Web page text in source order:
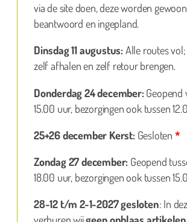
via de site doen, deze worden gewoon
beantwoord en ingepland.
Dinsdag 11 augustus:Alle routes
zelf afhalen en zelf retour brengen.
Donderdag 24 december:Geopend
15.00 uur, bezorgingen ook tussen
25+26 december Kerst:Gesloten *
Zondag 27 december: Geopend
18.00 uur, bezorgingen ook tussen
28-12 t/m 2-1-2027 gesloten: In